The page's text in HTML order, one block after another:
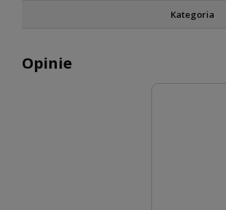
Kategoria
Opinie